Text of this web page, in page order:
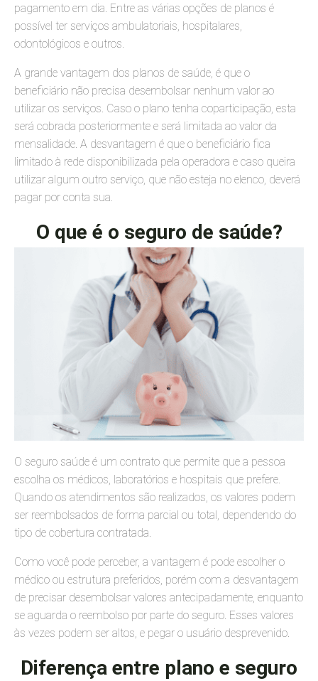
pagamento em dia. Entre as várias opções de planos é
possível ter serviços ambulatoriais, hospitalares,
odontológicos e outros.
A grande vantagem dos planos de saúde, é que o
beneficiário não precisa desembolsar nenhum valor ao
utilizar os serviços. Caso o plano tenha coparticipação, esta
será cobrada posteriormente e será limitada ao valor da
mensalidade. A desvantagem é que o beneficiário fica
limitado à rede disponibilizada pela operadora e caso queira
utilizar algum outro serviço, que não esteja no elenco, deverá
pagar por conta sua.
O que é o seguro de saúde?
O seguro saúde é um contrato que permite que a pessoa
escolha os médicos, laboratórios e hospitais que prefere.
Quando os atendimentos são realizados, os valores podem
ser reembolsados de forma parcial ou total, dependendo do
tipo de cobertura contratada.
Como você pode perceber, a vantagem é pode escolher o
médico ou estrutura preferidos, porém com a desvantagem
de precisar desembolsar valores antecipadamente, enquanto
se aguarda o reembolso por parte do seguro. Esses valores
às vezes podem ser altos, e pegar o usuário desprevenido.
Diferença entre plano e seguro